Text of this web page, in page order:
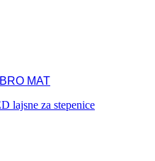
MAT
lajsne za stepenice